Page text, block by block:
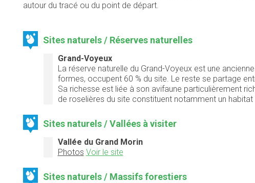
autour du tracé ou du point de départ.
Sites naturels / Réserves naturelles
Grand-Voyeux
La réserve naturelle du Grand-Voyeux est une
formes, occupent 60 % du site. Le reste se partage
Sa richesse est liée à son avifaune particulièrement
de roselières du site constituent notamment un
Sites naturels / Vallées à visiter
Vallée du Grand Morin
Photos Voir le site
Sites naturels / Massifs forestiers